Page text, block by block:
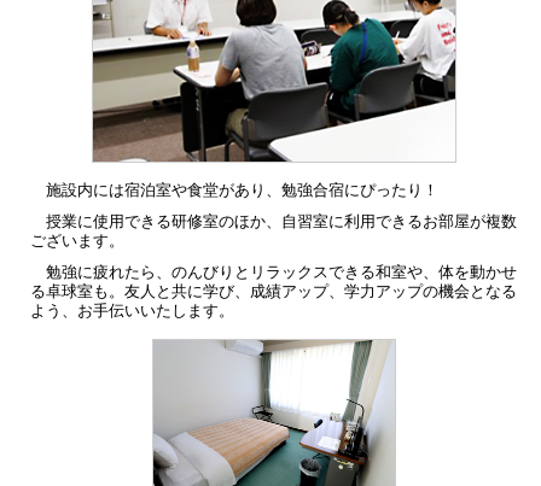
施設内には宿泊室や食堂があり、勉強合宿にぴったり！
授業に使用できる研修室のほか、自習室に利用できるお部屋が複数
ございます。
勉強に疲れたら、のんびりとリラックスできる和室や、体を動かせ
る卓球室も。友人と共に学び、成績アップ、学力アップの機会となる
よう、お手伝いいたします。